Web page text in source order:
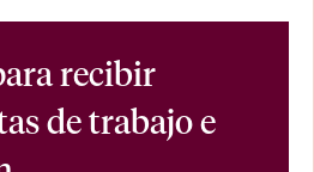
recibir
de trabajo e